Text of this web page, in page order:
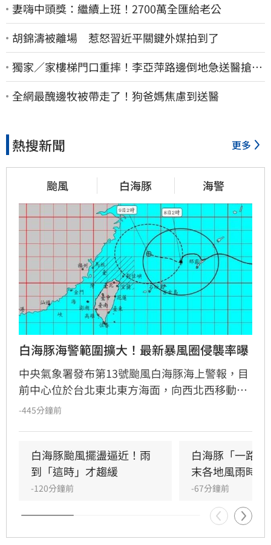
妻嗨中頭獎：繼續上班！2700萬全匯給老公
胡錦濤被離場 惹怒習近平關鍵外媒拍到了
獨家／家樓梯門口重摔！李亞萍路邊倒地急送醫搶
命 「最新傷況」曝
全網最醜邊牧被帶走了！狗爸媽焦慮到送醫
熱搜新聞 更多
颱風 白海豚 海警
白海豚海警範圍擴大！最新暴風圈侵襲率曝
中央氣象署發布第13號颱風白海豚海上警報，目
前中心位於台北東北東方海面，向西北西移動，
暴風圈今明兩天將通過北部近海，對北部及東北
雨以上等級降雨，非必要請勿前往山區。氣象署
指出，目前連江縣以46%暴風侵襲機率最高，其
次為基隆市及大台北地區。提醒航行船隻嚴加戒
備，後續路徑仍有變化，民眾應持續留意氣象署
最新預報資訊，並做好防颱準備以策安全。
-445分鐘前
白海豚颱風擺盪逼近！雨
到「這時」才趨緩
-120分鐘前
白海豚「一路
末各地風雨時程
-67分鐘前